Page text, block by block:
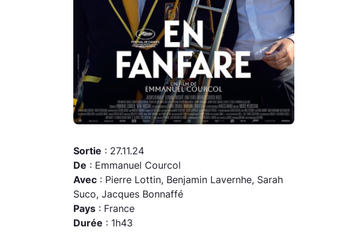
Sortie : 27.11.24
De : Emmanuel Courcol
Avec : Pierre Lottin, Benjamin Lavernhe, Sarah
Suco, Jacques Bonnaffé
Pays : France
Durée : 1h43